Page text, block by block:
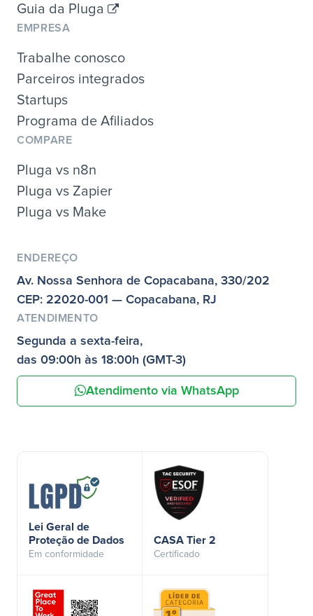
Guia da Pluga
EMPRESA
Trabalhe conosco
Parceiros integrados
Startups
Programa de Afiliados
COMPARE
Pluga vs n8n
Pluga vs Zapier
Pluga vs Make
ENDEREÇO
Av. Nossa Senhora de Copacabana, 330/202
CEP: 22020-001 — Copacabana, RJ
ATENDIMENTO
Segunda a sexta-feira,
das 09:00h às 18:00h (GMT-3)
Atendimento via WhatsApp
Lei Geral de
Proteção de Dados
Em conformidade
CASA Tier 2
Certificado